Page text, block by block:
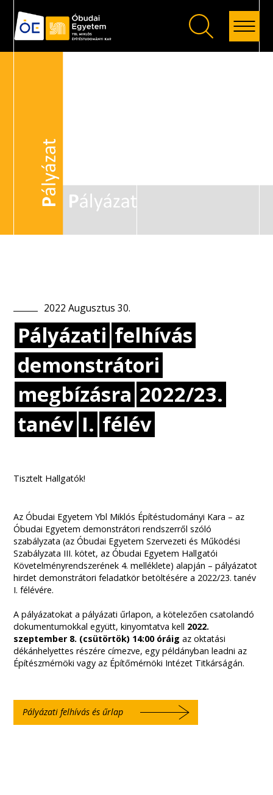
Vissza
2022 Augusztus 30.
Pályázati felhívás
demonstrátori
megbízásra 2022/23.
tanév I. félév
Tisztelt Hallgatók!
Az Óbudai Egyetem Ybl Miklós Építéstudományi Kara – az
Óbudai Egyetem demonstrátori rendszerről szóló
szabályzata (az Óbudai Egyetem Szervezeti és Működési
Szabályzata III. kötet, az Óbudai Egyetem Hallgatói
Követelményrendszerének 4. melléklete) alapján – pályázatot
hirdet demonstrátori feladatkör betöltésére a 2022/23. tanév
I. félévére.
A pályázatokat a pályázati űrlapon, a kötelezően csatolandó
dokumentumokkal együtt, kinyomtatva kell 2022.
szeptember 8. (csütörtök) 14:00 óráig az oktatási
dékánhelyettes részére címezve, egy példányban leadni az
Építészmérnöki vagy az Építőmérnöki Intézet Titkárságán.
Pályázati felhívás és űrlap